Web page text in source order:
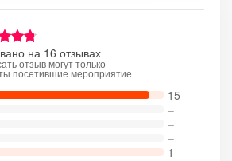
на 16 отзывах
отзыв могут только
посетившие мероприятие
15
–
–
–
1